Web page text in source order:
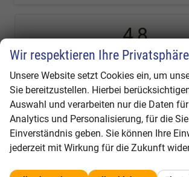
4,8
SEHR GUT
545 Bewertungen
Alle Bewertungen anzeigen >
Fahrzeugnr.
Wir respektieren Ihre Privatsphäre
Unsere Website setzt Cookies ein, um
Sie bereitzustellen. Hierbei
Auswahl und verarbeiten nur die Daten
Analytics und Personalisierung, für die
Einverständnis geben. Sie können Ihre
jederzeit mit Wirkung für die Zukunft